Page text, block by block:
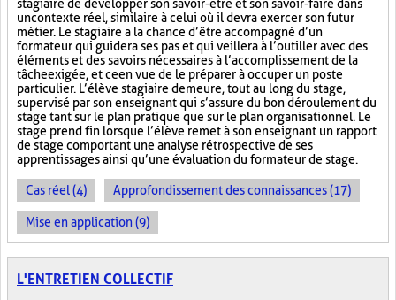
stagiaire de développer son savoir-être et son savoir-faire dans
un contexte réel, similaire à celui où il devra exercer son futur
métier. Le stagiaire a la chance d’être accompagné d’un
formateur qui guidera ses pas et qui veillera à l’outiller avec des
éléments et des savoirs nécessaires à l’accomplissement de la
tâche exigée, et ce en vue de le préparer à occuper un poste
particulier. L’élève stagiaire demeure, tout au long du stage,
supervisé par son enseignant qui s’assure du bon déroulement du
stage tant sur le plan pratique que sur le plan organisationnel. Le
stage prend fin lorsque l’élève remet à son enseignant un rapport
de stage comportant une analyse rétrospective de ses
apprentissages ainsi qu’une évaluation du formateur de stage.
Cas réel (4) Approfondissement des connaissances (17)
Mise en application (9)
L'ENTRETIEN COLLECTIF